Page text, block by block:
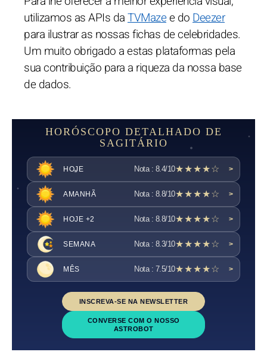
utilizamos as APIs daTVMazee doDeezer
para ilustrar as nossas fichas de celebridades.
Um muito obrigado a estas plataformas pela
sua contribuição para a riqueza da nossa base
de dados.
HORÓSCOPO DETALHADO DE
SAGITÁRIO
HOJE Nota : 8.4/10★★★★☆ >
AMANHÃ Nota : 8.8/10★★★★☆ >
HOJE +2 Nota : 8.8/10★★★★☆ >
SEMANA Nota : 8.3/10★★★★☆ >
MÊS Nota : 7.5/10★★★★☆ >
INSCREVA-SE NA NEWSLETTER
CONVERSE COM O NOSSO
ASTROBOT